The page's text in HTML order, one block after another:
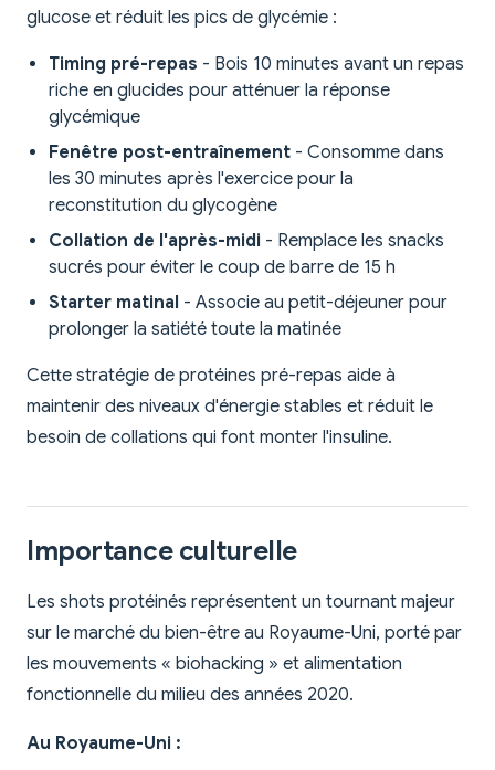
glucose et réduit les pics de glycémie :
Timing pré-repas - Bois 10 minutes avant un repas
riche en glucides pour atténuer la réponse
glycémique
Fenêtre post-entraînement - Consomme dans
les 30 minutes après l'exercice pour la
reconstitution du glycogène
Collation de l'après-midi - Remplace les snacks
sucrés pour éviter le coup de barre de 15 h
Starter matinal - Associe au petit-déjeuner pour
prolonger la satiété toute la matinée
Cette stratégie de protéines pré-repas aide à
maintenir des niveaux d'énergie stables et réduit le
besoin de collations qui font monter l'insuline.
Importance culturelle
Les shots protéinés représentent un tournant majeur
sur le marché du bien-être au Royaume-Uni, porté par
les mouvements « biohacking » et alimentation
fonctionnelle du milieu des années 2020.
Au Royaume-Uni :